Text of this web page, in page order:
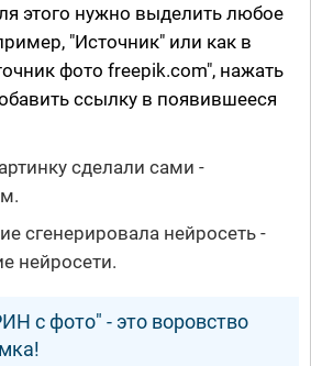
этого нужно выделить любое
"Источник" или как в
фото freepik.com", нажать
ссылку в появившееся
сделали сами -
сгенерировала нейросеть -
нейросети.
с фото" - это воровство